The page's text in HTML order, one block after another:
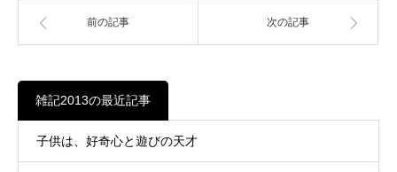
前の記事 次の記事
雑記2013の最近記事
子供は、好奇心と遊びの天才